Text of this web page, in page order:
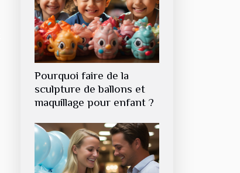
Pourquoi faire de la
sculpture de ballons et
maquillage pour enfant ?